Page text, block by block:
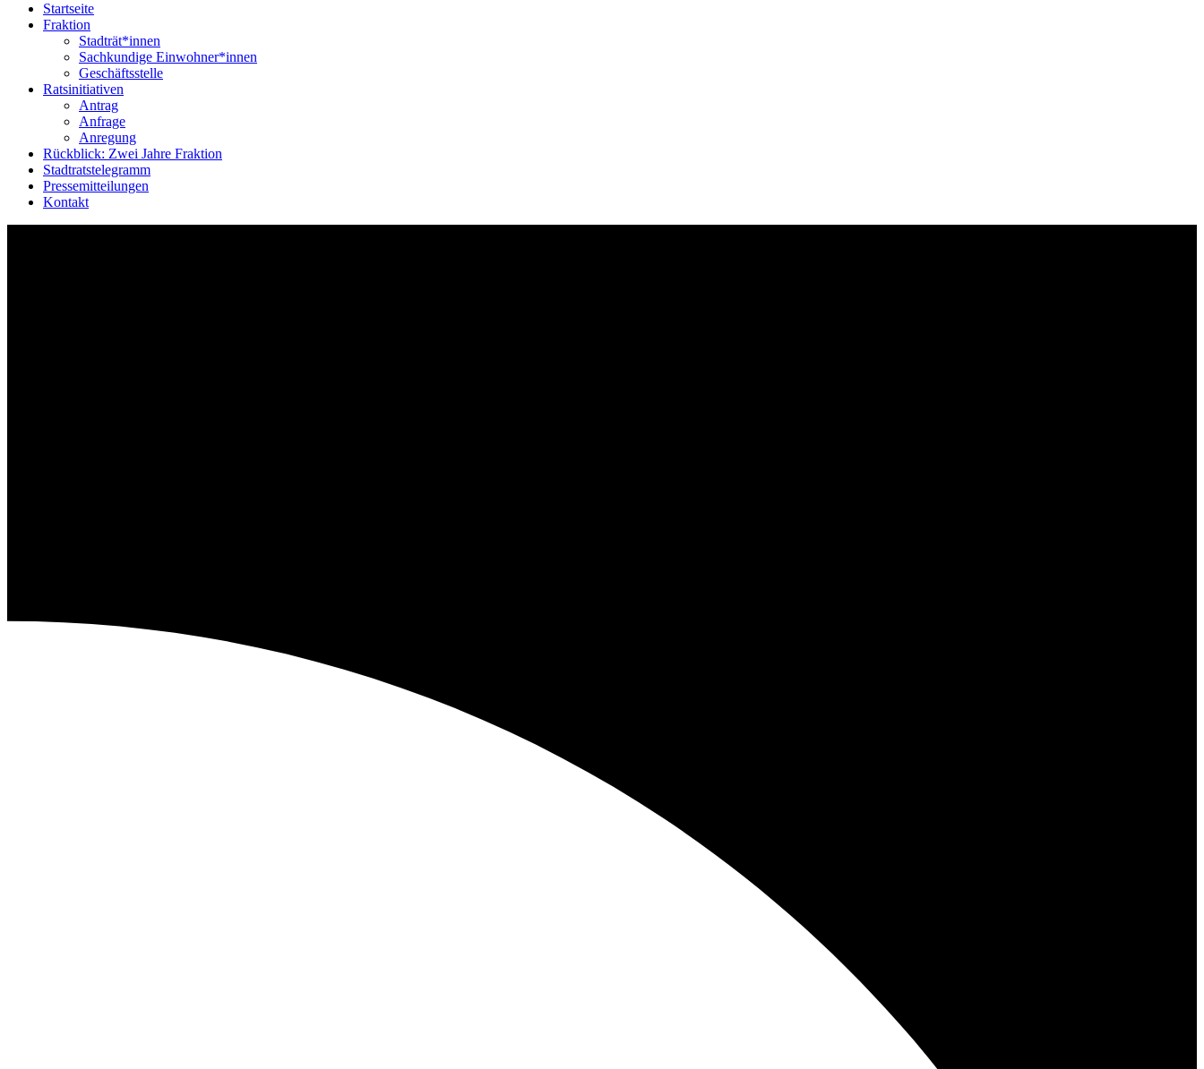
Startseite
Fraktion
Stadträt*innen
Sachkundige Einwohner*innen
Geschäftsstelle
Ratsinitiativen
Antrag
Anfrage
Anregung
Rückblick: Zwei Jahre Fraktion
Stadtratstelegramm
Pressemitteilungen
Kontakt